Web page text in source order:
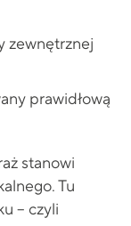
zewnętrznej
prawidłową
stanowi
Tu
– czyli